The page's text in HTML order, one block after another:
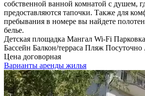
собственной ванной комнатой с душем,
предоставляются тапочки. Также для
пребывания в номере вы найдете
белье.
Детская площадка Мангал Wi-Fi Парковка
Бассейн Балкон/терраса Пляж Посуточно
Цена договорная
Варианты аренды жилья